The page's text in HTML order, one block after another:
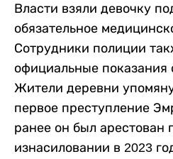
Власти взяли девочку
обязательное
Сотрудники полиции
официальные показания
Жители деревни
первое преступление
ранее он был арестован
изнасиловании в 2023